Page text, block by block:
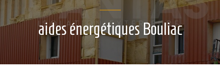
aides énergétiques Bouliac